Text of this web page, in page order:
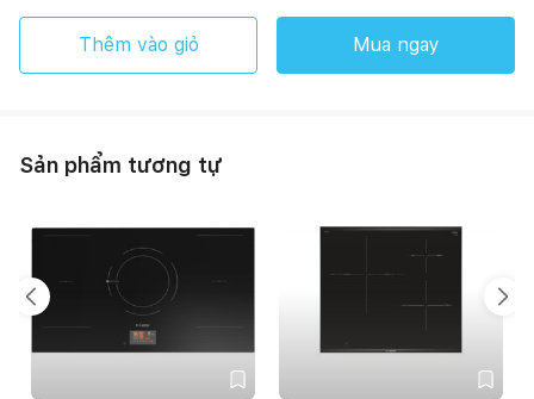
Thêm vào giỏ Mua ngay
Sản phẩm tương tự